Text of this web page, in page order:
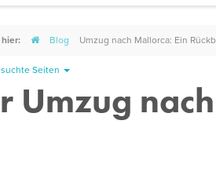
hier: Blog Umzug nach Mallorca: Ein
Seiten
Umzug